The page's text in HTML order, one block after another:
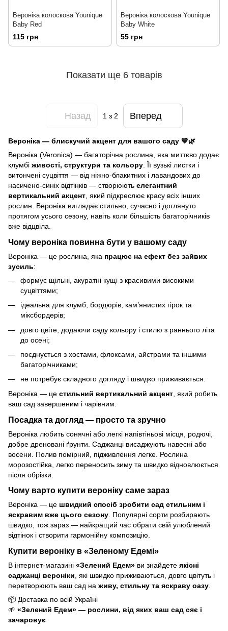
Вероніка колоскова Younique
Baby Red
115 грн
Вероніка колоскова Younique
Baby White
55 грн
Показати ще 6 товарів
Назад 1 з 2 Вперед
Вероніка — блискучий акцент для вашого саду 💙🌿
Вероніка (Veronica) — багаторічна рослина, яка миттєво додає
клумбі живості, структури та кольору . Її вузькі листки і
витончені суцвіття — від ніжно-блакитних і лавандових до
насичено-синіх відтінків — створюють елегантний
вертикальний акцент , який підкреслює красу всіх інших
рослин. Вероніка виглядає стильно, сучасно і доглянуто
протягом усього сезону, навіть коли більшість багаторічників
вже відцвіла.
Чому вероніка повинна бути у вашому саду
Вероніка — це рослина, яка працює на ефект без зайвих
зусиль:
формує щільні, акуратні кущі з красивими високими
суцвіттями;
ідеальна для клумб, бордюрів, кам’янистих гірок та
міксбордерів;
довго цвіте, додаючи саду кольору і стилю з раннього літа
до осені;
поєднується з хостами, флоксами, айстрами та іншими
багаторічниками;
не потребує складного догляду і швидко приживається.
Вероніка — це стильний вертикальний акцент , який робить
ваш сад завершеним і чарівним.
Посадка та догляд — просто та зручно
Вероніка любить сонячні або легкі напівтіньові місця, родючі,
добре дреновані ґрунти. Саджанці висаджують навесні або
восени. Полив помірний, підживлення легке. Рослина
морозостійка, легко переносить зиму та швидко відновлюється
після обрізки.
Чому варто купити вероніку саме зараз
Вероніка — це швидкий спосіб зробити сад стильним і
яскравим вже цього сезону. Популярні сорти розбирають
швидко, тож зараз — найкращий час обрати свій улюблений
відтінок і створити гармонійну композицію.
Купити вероніку в «Зеленому Едемі»
В інтернет-магазині «Зелений Едем» ви знайдете якісні
саджанці вероніки, які швидко приживаються, довго цвітуть і
перетворюють ваш сад на живу, стильну та яскраву оазу.
📦 Доставка по всій Україні
🌱 «Зелений Едем» — рослини, від яких ваш сад сяє і
зачаровує